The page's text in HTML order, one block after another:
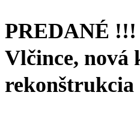
PREDANÉ
Vlčince, nová
rekonštrukcia